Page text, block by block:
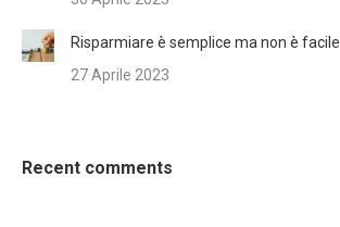
Risparmiare è semplice ma non è facile
27 Aprile 2023
Recent comments